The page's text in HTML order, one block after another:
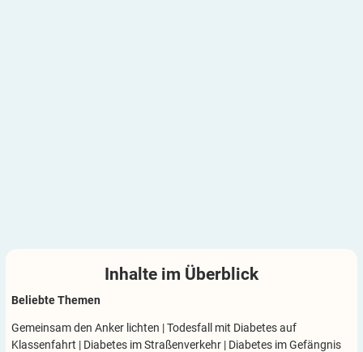
Inhalte im Überblick
Beliebte Themen
Gemeinsam den Anker lichten |Todesfall mit Diabetes auf
Klassenfahrt | Diabetes im Straßenverkehr | Diabetes im Gefängnis